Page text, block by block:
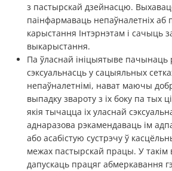
з пастырскай дзейнасцю.
паінфармаваць непаўналетніх аб
карыстання Інтэрнэтам і сачыць
выкарыстання.
Па ўласнай ініцыятыве
сэксуальнасць у сацыяльных
непаўналетнімі, нават маючы
выпадку звароту з іх боку па тых
якія тычацца іх уласнай
аднаразова рэкамендаваць ім
або асабістую сустрэчу ў
межах пастырскай працы. У такім
дапускаць працяг абмеркавання